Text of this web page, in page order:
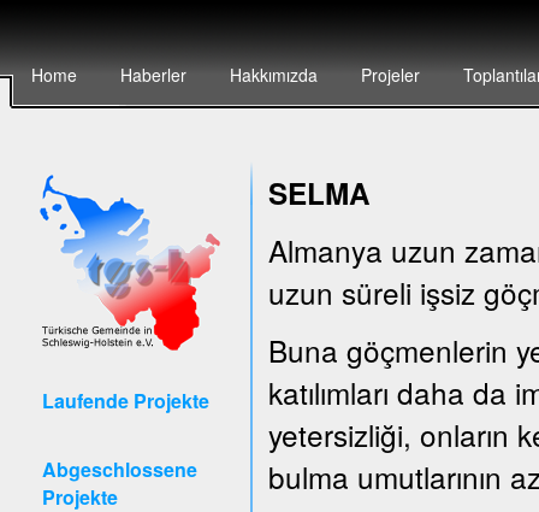
Home Haberler Hakkımızda Projeler
Laufende Projekte
Abgeschlossene
Projekte
SELMA
Almanya uzun
uzun süreli işsiz
Buna göçmenlerin
katılımları daha da
yetersizliği, onların
bulma umutlarının